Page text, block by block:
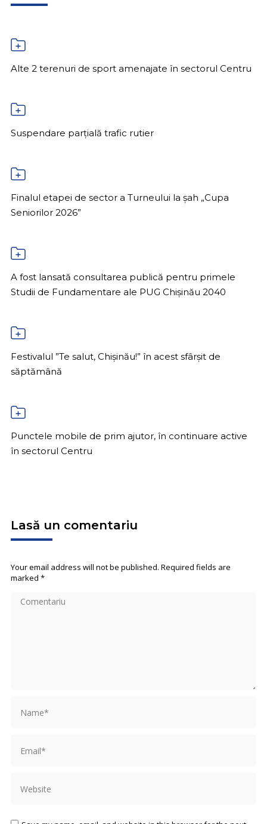
Alte 2 terenuri de sport amenajate în sectorul Centru
Suspendare parțială trafic rutier
Finalul etapei de sector a Turneului la șah „Cupa
Seniorilor 2026”
A fost lansată consultarea publică pentru primele
Studii de Fundamentare ale PUG Chișinău 2040
Festivalul ”Te salut, Chișinău!” în acest sfârșit de
săptămână
Punctele mobile de prim ajutor, în continuare active
în sectorul Centru
Lasă un comentariu
Your email address will not be published. Required fields are
marked *
Comentariu